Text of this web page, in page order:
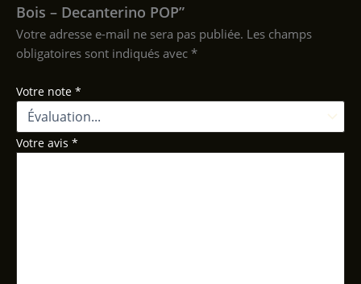
Bois – Decanterino POP”
Votre adresse e-mail ne sera pas publiée. Les champs
obligatoires sont indiqués avec *
Votre note *
Votre avis *